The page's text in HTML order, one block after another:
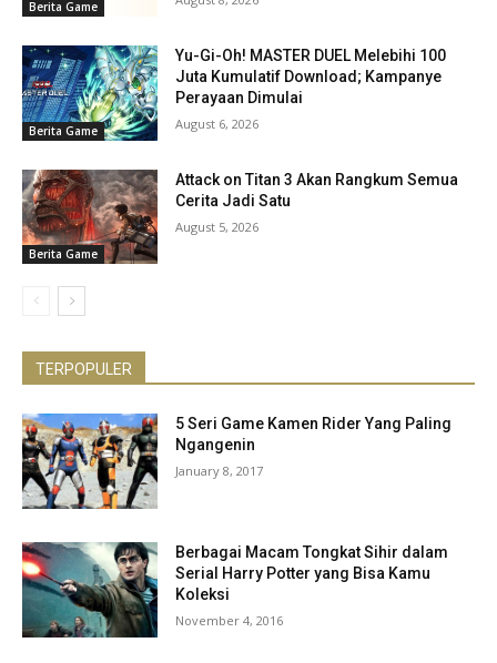
Berita Game
Berita Game
Yu-Gi-Oh! MASTER DUEL Melebihi 100
Juta Kumulatif Download; Kampanye
Perayaan Dimulai
August 6, 2026
Berita Game
Attack on Titan 3 Akan Rangkum Semua
Cerita Jadi Satu
August 5, 2026
TERPOPULER
5 Seri Game Kamen Rider Yang Paling
Ngangenin
January 8, 2017
Berbagai Macam Tongkat Sihir dalam
Serial Harry Potter yang Bisa Kamu
Koleksi
November 4, 2016